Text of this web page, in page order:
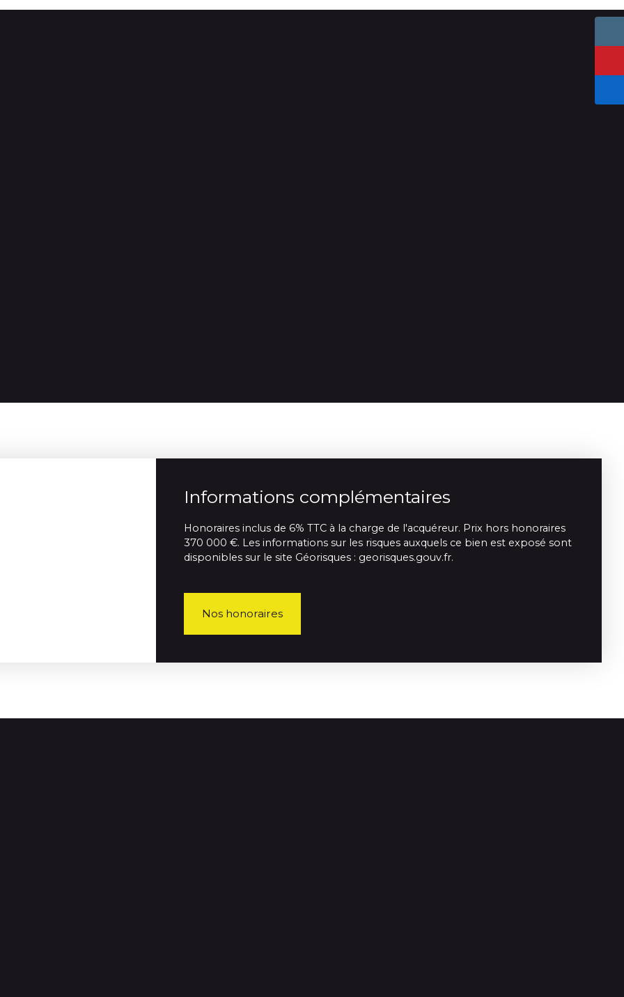
Informations complémentaires
Honoraires inclus de 6% TTC à la charge de l'acquéreur. Prix hors honoraires
370 000 €. Les informations sur les risques auxquels ce bien est exposé sont
disponibles sur le site Géorisques : georisques.gouv.fr.
Nos honoraires